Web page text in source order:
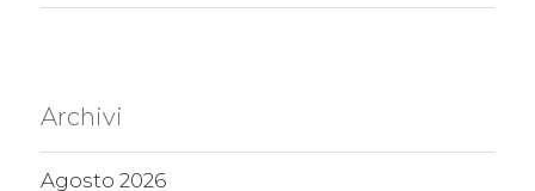
Archivi
Agosto 2026